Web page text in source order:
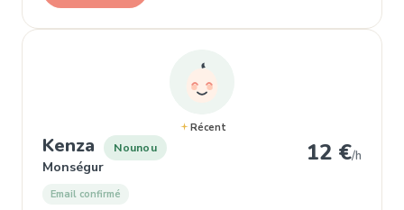
Récent
Kenza , Nounou à Monségur
Monségur
Nounou 12 €/h
Email confirmé